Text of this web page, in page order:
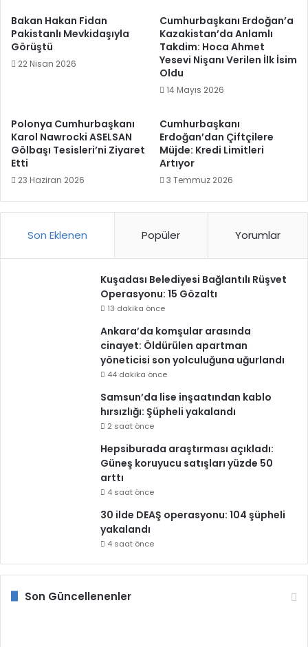
Bakan Hakan Fidan
Pakistanlı Mevkidaşıyla
Görüştü
22 Nisan 2026
Cumhurbaşkanı Erdoğan’a
Kazakistan’da Anlamlı
Takdim: Hoca Ahmet
Yesevi Nişanı Verilen İlk İsim
Oldu
14 Mayıs 2026
Polonya Cumhurbaşkanı
Karol Nawrocki ASELSAN
Gölbaşı Tesisleri’ni Ziyaret
Etti
23 Haziran 2026
Cumhurbaşkanı
Erdoğan’dan Çiftçilere
Müjde: Kredi Limitleri
Artıyor
3 Temmuz 2026
Son Eklenen Popüler Yorumlar
Kuşadası Belediyesi Bağlantılı Rüşvet
Operasyonu: 15 Gözaltı
13 dakika önce
Ankara’da komşular arasında
cinayet: Öldürülen apartman
yöneticisi son yolculuğuna uğurlandı
44 dakika önce
Samsun’da lise inşaatından kablo
hırsızlığı: Şüpheli yakalandı
2 saat önce
Hepsiburada araştırması açıkladı:
Güneş koruyucu satışları yüzde 50
arttı
4 saat önce
30 ilde DEAŞ operasyonu: 104 şüpheli
yakalandı
4 saat önce
Son Güncellenenler